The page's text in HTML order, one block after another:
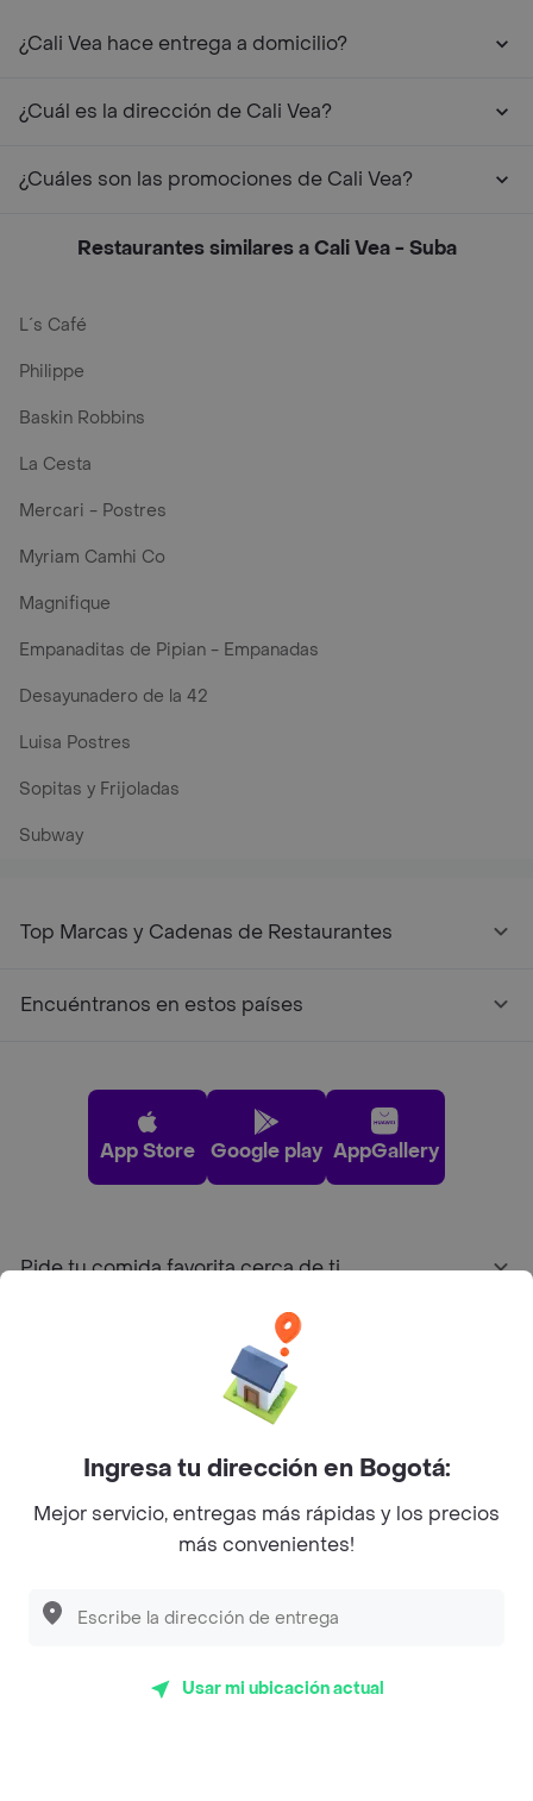
¿Cali Vea hace entrega a domicilio?
¿Cuál es la dirección de Cali Vea?
¿Cuáles son las promociones de Cali Vea?
Restaurantes similares a Cali Vea - Suba
L´s Café
Philippe
Baskin Robbins
La Cesta
Mercari - Postres
Myriam Camhi Co
Magnifique
Empanaditas de Pipian - Empanadas
Desayunadero de la 42
Luisa Postres
Sopitas y Frijoladas
Subway
Top Marcas y Cadenas de Restaurantes
Encuéntranos en estos países
App Store Google play AppGallery
Pide tu comida favorita cerca de ti
Sobre Rappi
Facebook
Twitter
Instagram
©2026Rappi Inc. All rights reserved.
Ingresa tu dirección en Bogotá:
Mejor servicio, entregas más rápidas y los precios
más convenientes!
Usar mi ubicación actual